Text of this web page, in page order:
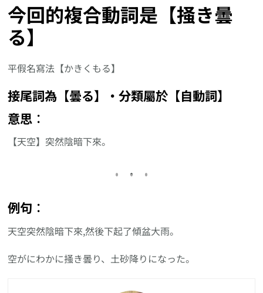
今回的複合動詞是【掻き曇
る】
平假名寫法【かきくもる】
接尾詞為【曇る】‧分類屬於【自動詞】
意思︰
【天空】突然陰暗下來。
例句︰
天空突然陰暗下來,然後下起了傾盆大雨。
空がにわかに掻き曇り、土砂降りになった。